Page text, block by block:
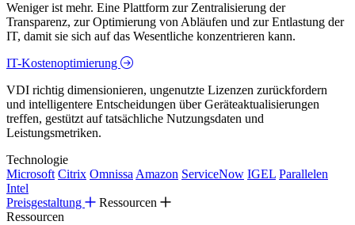
Weniger ist mehr. Eine Plattform zur Zentralisierung der
Transparenz, zur Optimierung von Abläufen und zur Entlastung der
IT, damit sie sich auf das Wesentliche konzentrieren kann.
IT-Kostenoptimierung
VDI richtig dimensionieren, ungenutzte Lizenzen zurückfordern
und intelligentere Entscheidungen über Geräteaktualisierungen
treffen, gestützt auf tatsächliche Nutzungsdaten und
Leistungsmetriken.
Technologie
Microsoft Citrix Omnissa Amazon ServiceNow IGEL Parallelen
Intel
Preisgestaltung
Ressourcen
Ressourcen